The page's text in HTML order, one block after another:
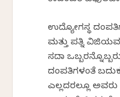
ಉದ್ಯೋಗಸ್ಥ
ಮತ್ತು ಪತ್ನಿ
ಸದಾ
ದಂಪತಿಗಳಂತೆ
ಎಲ್ಲದರಲ್ಲೂ ಅವರು